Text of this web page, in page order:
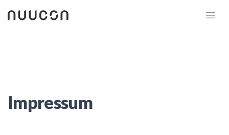
Impressum